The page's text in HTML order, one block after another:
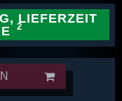
LIEFERZEIT